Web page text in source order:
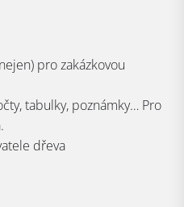
pro zakázkovou
tabulky, poznámky… Pro
dřeva